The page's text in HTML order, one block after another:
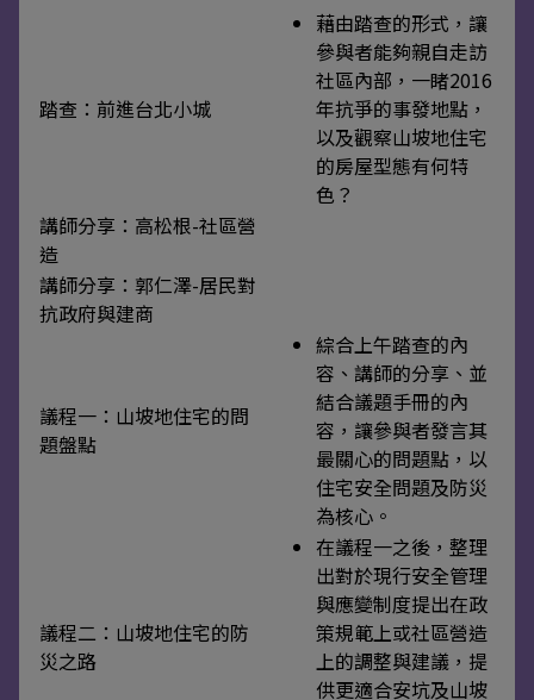
踏查：前進台北小城
藉由踏查的形式，讓
參與者能夠親自走訪
社區內部，一睹2016
年抗爭的事發地點，
以及觀察山坡地住宅
的房屋型態有何特
色？
講師分享：高松根-社區營
造
講師分享：郭仁澤-居民對
抗政府與建商
議程一：山坡地住宅的問
題盤點
綜合上午踏查的內
容、講師的分享、並
結合議題手冊的內
容，讓參與者發言其
最關心的問題點，以
住宅安全問題及防災
為核心。
議程二：山坡地住宅的防
災之路
在議程一之後，整理
出對於現行安全管理
與應變制度提出在政
策規範上或社區營造
上的調整與建議，提
供更適合安坑及山坡